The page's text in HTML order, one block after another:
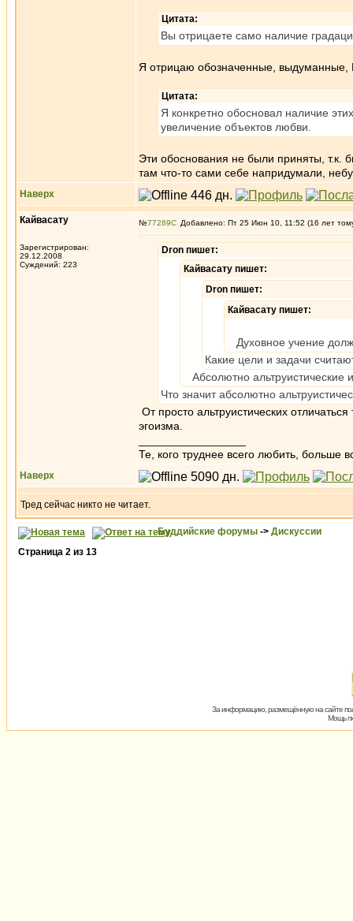
Цитата:
Вы отрицаете само наличие
Я отрицаю обозначенные,
Цитата:
Я конкретно обосновал наличие
увеличение объектов любви.
Эти обоснования не были приняты, т.к.
там что-то сами себе напридумали,
Наверх
Кайвасату
Зарегистрирован:
29.12.2008
Суждений: 223
№77289 Добавлено: Пт 25 Июн 10, 11:52 (16 лет
Dron пишет:
Кайвасату пишет:
Dron пишет:
Кайвасату пишет:
Духовное учение
Какие цели и задачи
Абсолютно альтруистические
Что значит абсолютно
От просто альтруистических
эгоизма.
Те, кого труднее всего любить, больше
Наверх
Тред сейчас никто не читает.
Буддийские форумы -> Дискуссии
Страница 2 из 13
За информацию, размещённую на сайте
Мощь